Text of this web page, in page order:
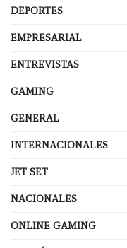
DEPORTES
EMPRESARIAL
ENTREVISTAS
GAMING
GENERAL
INTERNACIONALES
JET SET
NACIONALES
ONLINE GAMING